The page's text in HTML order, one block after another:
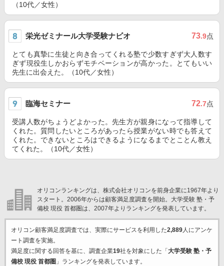
（10代／女性）
栄光ゼミナール大学受験ナビオ 73.9点
とても真摯に生徒と向き合ってくれる塾で少数すぎず大人数す
ぎず現役生しかおらずモチベーションが高かった。とてもいい
先生に出会えた。（10代／女性）
臨海セミナー 72.7点
受講人数がちょうどよかった。先生方が親身になって指導して
くれた。質問したいところがあったら授業がない時でも答えて
くれた。できないところはできるようになるまでとことん教え
てくれた。（10代／女性）
オリコンランキングは、株式会社オリコンを前身企業に1967年より
スタート。2006年からは顧客満足度調査を開始。大学受験 塾・予
備校 現役 首都圏は、2007年よりランキングを発表しています。
オリコン顧客満足度調査では、実際にサービスを利用した2,889人にアンケ
ート調査を実施。
満足度に関する回答を基に、調査企業19社を対象にした「 大学受験 塾・予
備校 現役 首都圏 」ランキングを発表しています。